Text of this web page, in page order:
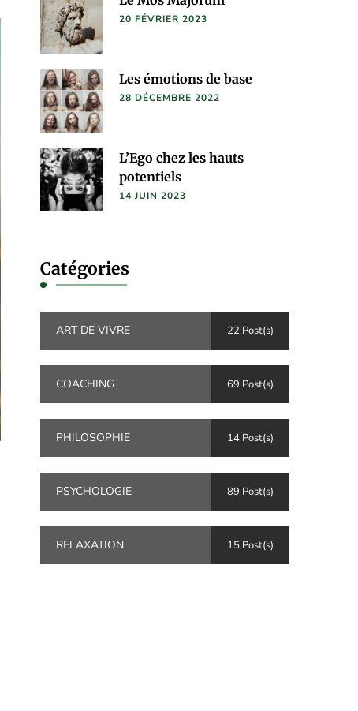
20 FÉVRIER 2023
Les émotions de base
28 DÉCEMBRE 2022
L’Ego chez les hauts
potentiels
14 JUIN 2023
Catégories
ART DE VIVRE 22 Post(s)
COACHING 69 Post(s)
PHILOSOPHIE 14 Post(s)
PSYCHOLOGIE 89 Post(s)
RELAXATION 15 Post(s)